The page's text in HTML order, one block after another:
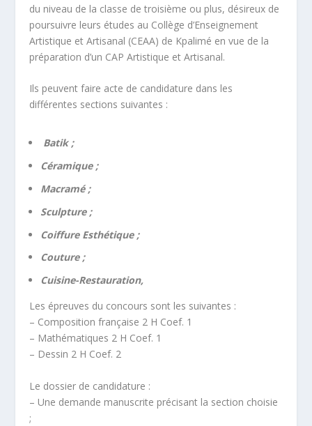
du niveau de la classe de troisième ou plus, désireux de
poursuivre leurs études au Collège d’Enseignement
Artistique et Artisanal (CEAA) de Kpalimé en vue de la
préparation d’un CAP Artistique et Artisanal.
Ils peuvent faire acte de candidature dans les
différentes sections suivantes :
Batik ;
Céramique ;
Macramé ;
Sculpture ;
Coiffure Esthétique ;
Couture ;
Cuisine-Restauration,
Les épreuves du concours sont les suivantes :
– Composition française 2 H Coef. 1
– Mathématiques 2 H Coef. 1
– Dessin 2 H Coef. 2
Le dossier de candidature :
– Une demande manuscrite précisant la section choisie
;